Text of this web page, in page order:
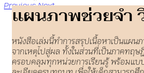
PreviousNext
แผนภาพช่วยจำ
หนังสือเล่มนี้ทำการสรุปเนื้อหาเป็นแผน
จากเหตุไปสู่ผล ทั้งในส่วนที่เป็นภาคทฤษ
ครอบคลุมทุกหน่วยการเรียนรู้ พร้อมแบ